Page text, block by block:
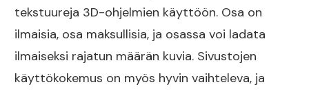
tekstuureja 3D-ohjelmien käyttöön. Osa on
ilmaisia, osa maksullisia, ja osassa voi ladata
ilmaiseksi rajatun määrän kuvia. Sivustojen
käyttökokemus on myös hyvin vaihteleva, ja